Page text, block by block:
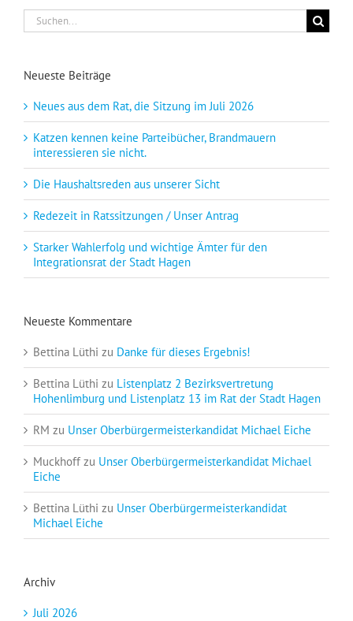
Suche
nach:
Neueste Beiträge
Neues aus dem Rat, die Sitzung im Juli 2026
Katzen kennen keine Parteibücher, Brandmauern
interessieren sie nicht.
Die Haushaltsreden aus unserer Sicht
Redezeit in Ratssitzungen / Unser Antrag
Starker Wahlerfolg und wichtige Ämter für den
Integrationsrat der Stadt Hagen
Neueste Kommentare
Bettina Lüthi zu Danke für dieses Ergebnis!
Bettina Lüthi zu Listenplatz 2 Bezirksvertretung
Hohenlimburg und Listenplatz 13 im Rat der Stadt Hagen
RM zu Unser Oberbürgermeisterkandidat Michael Eiche
Muckhoff zu Unser Oberbürgermeisterkandidat Michael
Eiche
Bettina Lüthi zu Unser Oberbürgermeisterkandidat
Michael Eiche
Archiv
Juli 2026